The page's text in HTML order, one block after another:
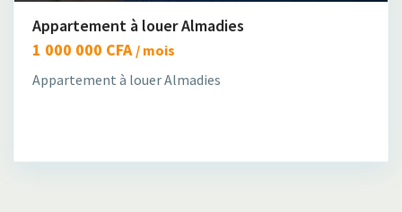
Appartement à louer Almadies
1 000 000 CFA / mois
Appartement à louer Almadies